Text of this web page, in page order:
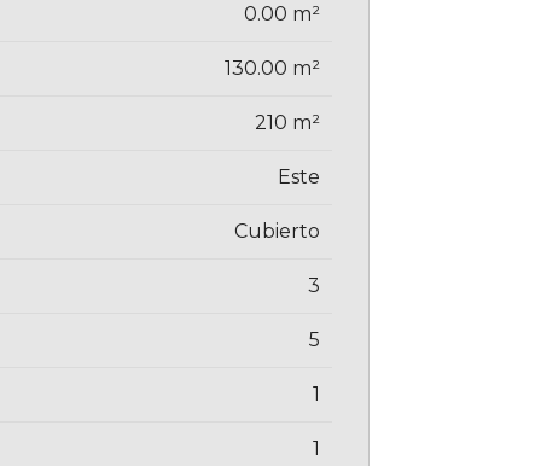
0.00 m²
130.00 m²
210 m²
Este
Cubierto
3
5
1
1